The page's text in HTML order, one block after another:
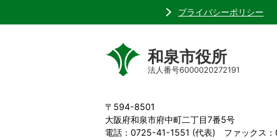
プライバシーポリシー
和泉市役所
法人番号6000020272191
〒594-8501
大阪府和泉市府中町二丁目7番5号
電話：0725-41-1551 (代表) ファックス